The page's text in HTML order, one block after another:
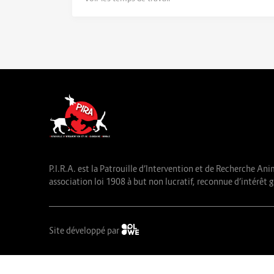
P.I.R.A. est la Patrouille d’Intervention et de Recherche
association loi 1908 à but non lucratif, reconnue d’intérêt
Site développé par